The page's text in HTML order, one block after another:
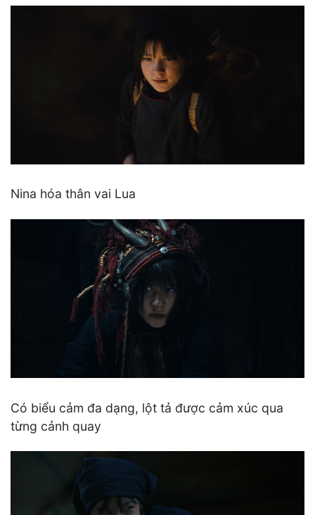
Nina hóa thân vai Lua
Có biểu cảm đa dạng, lột tả được cảm xúc qua
từng cảnh quay